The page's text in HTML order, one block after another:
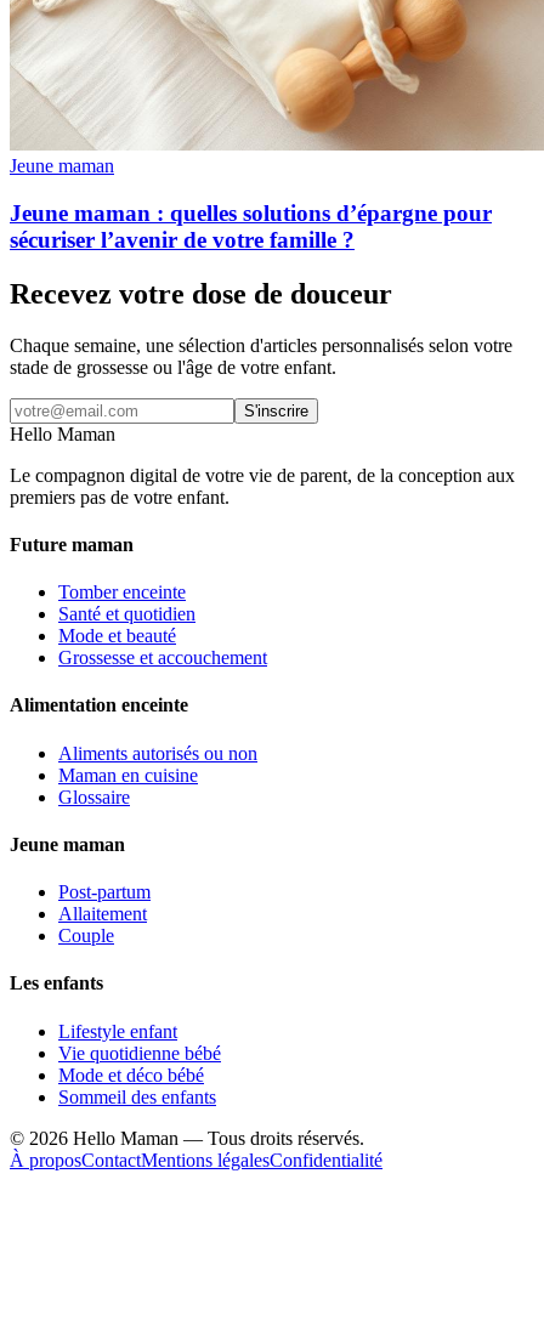
Jeune maman
Jeune maman : quelles solutions d’épargne pour
sécuriser l’avenir de votre famille ?
Recevez votre dose de douceur
Chaque semaine, une sélection d'articles personnalisés selon votre
stade de grossesse ou l'âge de votre enfant.
S'inscrire
Hello Maman
Le compagnon digital de votre vie de parent, de la conception aux
premiers pas de votre enfant.
Future maman
Tomber enceinte
Santé et quotidien
Mode et beauté
Grossesse et accouchement
Alimentation enceinte
Aliments autorisés ou non
Maman en cuisine
Glossaire
Jeune maman
Post-partum
Allaitement
Couple
Les enfants
Lifestyle enfant
Vie quotidienne bébé
Mode et déco bébé
Sommeil des enfants
© 2026 Hello Maman — Tous droits réservés.
À proposContactMentions légalesConfidentialité